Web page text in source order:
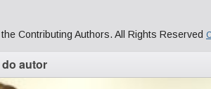
Contributing Authors. All Rights Reserved
autor